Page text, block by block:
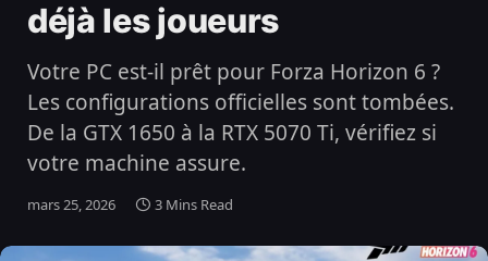
déjà les joueurs
Votre PC est-il prêt pour Forza Horizon 6 ?
Les configurations officielles sont tombées.
De la GTX 1650 à la RTX 5070 Ti, vérifiez si
votre machine assure.
mars 25, 2026 3 Mins Read